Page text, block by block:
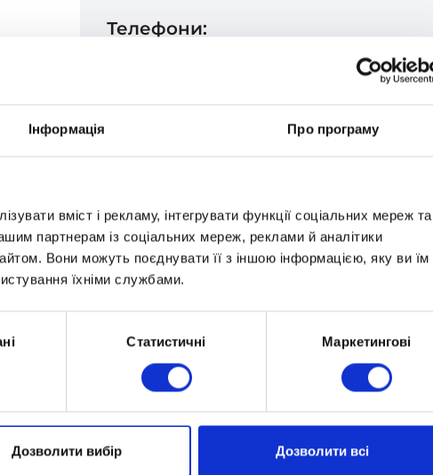
Інформація Про програму
вміст і рекламу, інтегрувати функції соціальних мереж та
партнерам із соціальних мереж, реклами й аналітики
Вони можуть поєднувати її з іншою інформацією, яку ви їм
їхніми службами.
Статистичні Маркетингові
Дозволити вибір Дозволити всі
Телефони:
office@optimahighschool.pl
Маркетинг:
ліцей Optima High School